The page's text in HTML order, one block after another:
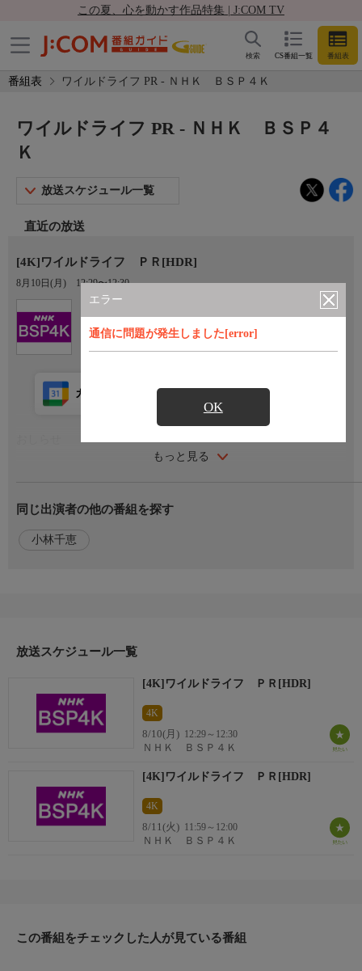
この夏、心を動かす作品特集 | J:COM TV
CS番組一覧 番組表
検索
番組表 ワイルドライフ PR - ＮＨＫ ＢＳＰ４Ｋ
エラー
通信に問題が発生しました[error]
OK
ワイルドライフ PR - ＮＨＫ ＢＳＰ４
Ｋ
放送スケジュール一覧
直近の放送
[4K]ワイルドライフ ＰＲ[HDR]
8月10日(月) 12:29〜12:30
もっと見る
カレンダー登録 アプリ視聴
ワイルドライフをさらに幅広く視聴者にＰＲする１分ＰＲ。
出演者
監督・演出
（自由記述）
同じ出演者の他の番組を探す
小林千恵
放送スケジュール一覧
[4K]ワイルドライフ ＰＲ[HDR]
4K
8/10(月) 12:29～12:30
ＮＨＫ ＢＳＰ４Ｋ
[4K]ワイルドライフ ＰＲ[HDR]
4K
8/11(火) 11:59～12:00
ＮＨＫ ＢＳＰ４Ｋ
この番組をチェックした人が見ている番組